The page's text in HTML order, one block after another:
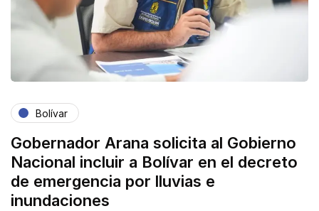
Bolívar
Gobernador Arana solicita al Gobierno
Nacional incluir a Bolívar en el decreto
de emergencia por lluvias e
inundaciones